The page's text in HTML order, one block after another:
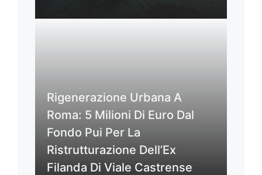
Rigenerazione Urbana A
Roma: 5 Milioni Di Euro Dal
Fondo Pui Per La
Ristrutturazione Dell’Ex
Filanda Di Viale Castrense